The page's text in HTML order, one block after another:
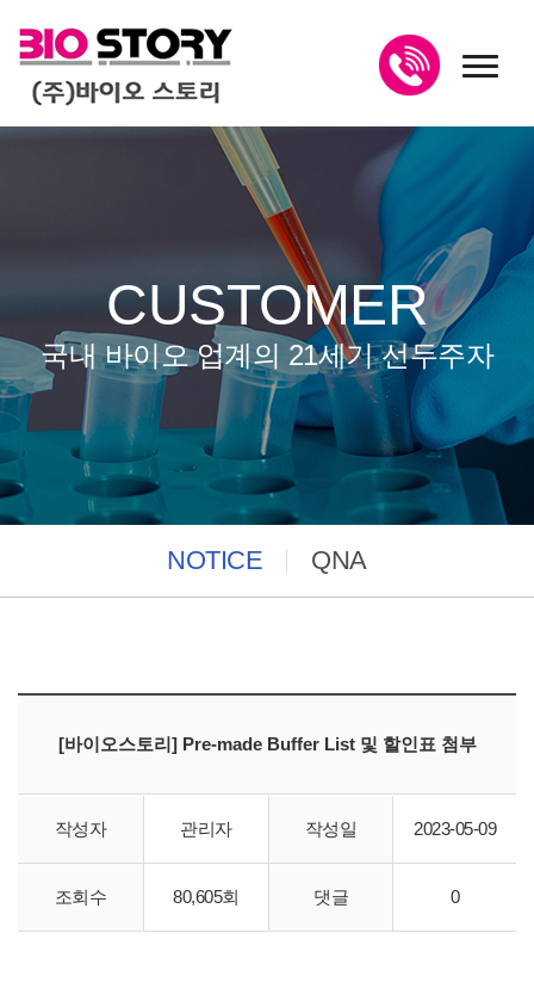
CUSTOMER
국내 바이오 업계의 21세기 선두주자
NOTICE QNA
[바이오스토리] Pre-made Buffer List 및 할인표 첨부
작성자 관리자 작성일 2023-05-09
조회수 80,605회 댓글 0
https://www.ibric.org/myboard/read.php?Board=new_protec